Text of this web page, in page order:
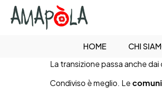
contenuto
HOME CHI
La transizione passa anche
Condiviso è meglio. Le